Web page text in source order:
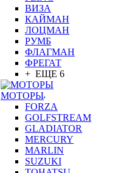
ВИЗА
КАЙМАН
ЛОЦМАН
РУМБ
ФЛАГМАН
ФРЕГАТ
+ ЕЩЕ 6
МОТОРЫ
FORZA
GOLFSTREAM
GLADIATOR
MERCURY
MARLIN
SUZUKI